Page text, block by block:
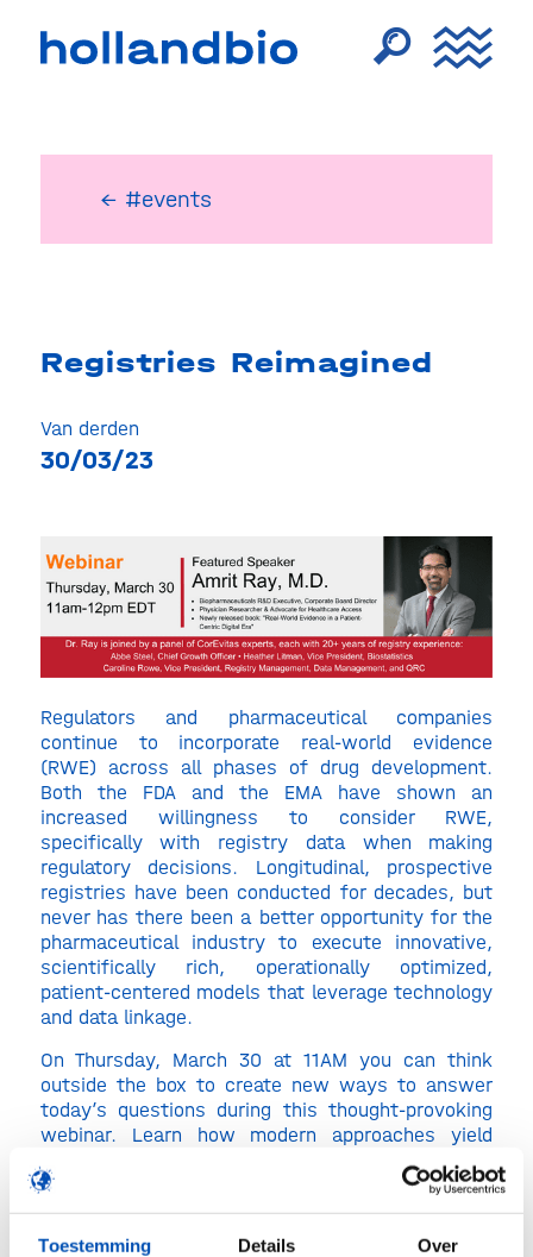
Toestemming Details Over
← #events
Registries Reimagined
Van derden
30/03/23
Regulators and pharmaceutical companies
continue to incorporate real-world evidence
(RWE) across all phases of drug development.
Both the FDA and the EMA have shown an
increased willingness to consider RWE,
specifically with registry data when making
regulatory decisions. Longitudinal, prospective
registries have been conducted for decades, but
never has there been a better opportunity for the
pharmaceutical industry to execute innovative,
scientifically rich, operationally optimized,
patient-centered models that leverage technology
and data linkage.
On Thursday, March 30 at 11AM you can think
outside the box to create new ways to answer
today’s questions during this thought-provoking
webinar. Learn how modern approaches yield
faster, more reliable, high-quality results aligned
with patient needs, while being more cost
effective and designed to meet payer and
regulator requests.